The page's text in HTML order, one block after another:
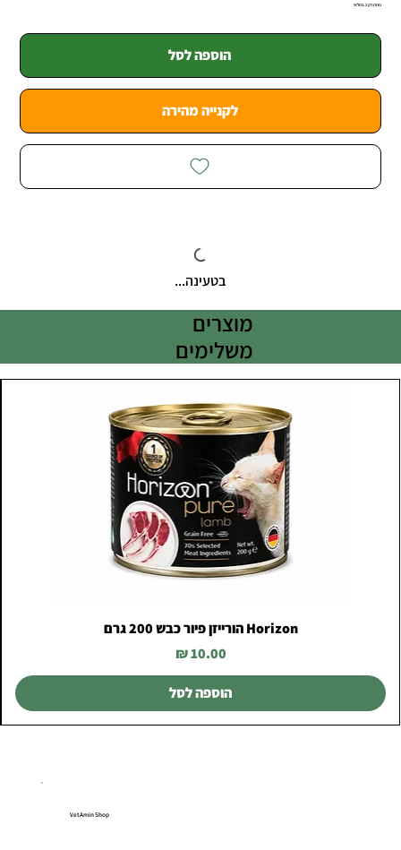
נותרו רק 1 במלאי
הוספה לסל
לקנייה מהירה
בטעינה...
מוצרים
משלימים
Horizon הורייזן פיור כבש 200 גרם
מחיר
הוספה לסל
VetAmin Shop